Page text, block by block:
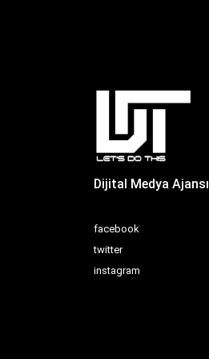
Dijital Medya Ajansı
facebook
twitter
instagram